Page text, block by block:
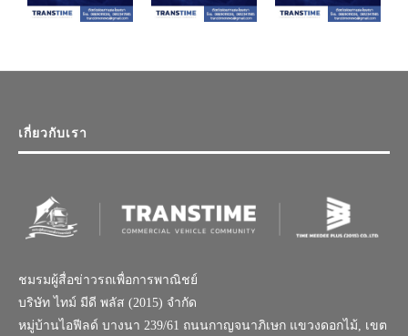
เกี่ยวกับเรา
ชมรมผู้สื่อข่าวรถเพื่อการพาณิชย์
บริษัท ไทม์ มีดี พลัส (2015) จำกัด
หมู่บ้านไอฟีลด์ บางนา 239/61 ถนนกาญจนาภิเษก แขวงดอกไม้, เขต